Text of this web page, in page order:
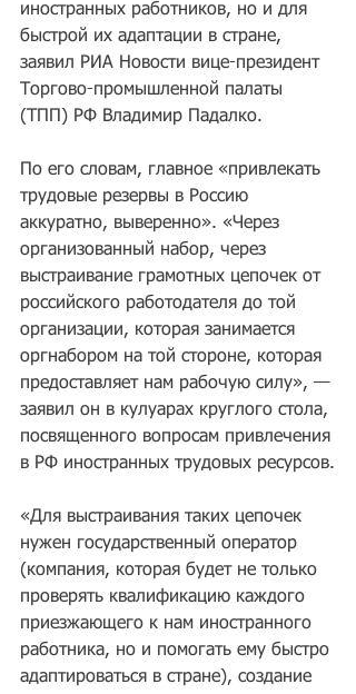
иностранных работников, но и для
быстрой их адаптации в стране,
заявил РИА Новости вице-президент
Торгово-промышленной палаты
(ТПП) РФ Владимир Падалко.
По его словам, главное «привлекать
трудовые резервы в Россию
аккуратно, выверенно». «Через
организованный набор, через
выстраивание грамотных цепочек от
российского работодателя до той
организации, которая занимается
оргнабором на той стороне, которая
предоставляет нам рабочую силу», —
заявил он в кулуарах круглого стола,
посвященного вопросам привлечения
в РФ иностранных трудовых ресурсов.
«Для выстраивания таких цепочек
нужен государственный оператор
(компания, которая будет не только
проверять квалификацию каждого
приезжающего к нам иностранного
работника, но и помогать ему быстро
адаптироваться в стране), создание